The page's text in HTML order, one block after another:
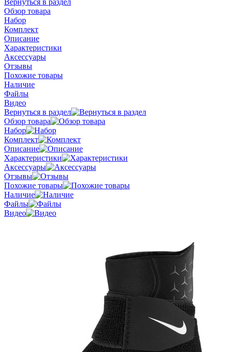
Вернуться в раздел
Обзор товара
Набор
Комплект
Описание
Характеристики
Аксессуары
Отзывы
Похожие товары
Наличие
Файлы
Видео
Вернуться в раздел
Обзор товара
Набор
Комплект
Описание
Характеристики
Аксессуары
Отзывы
Похожие товары
Наличие
Файлы
Видео